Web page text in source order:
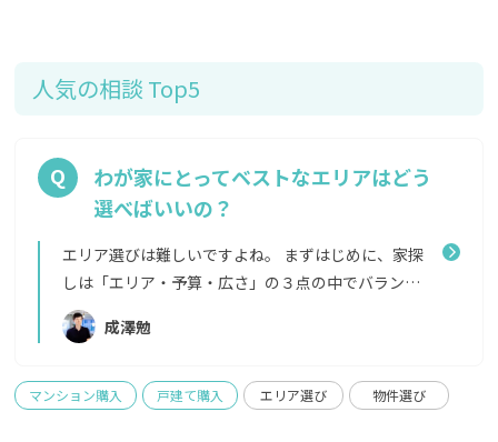
人気の相談 Top5
わが家にとってベストなエリアはどう
選べばいいの？
エリア選びは難しいですよね。 まずはじめに、家探
しは「エリア・予算・広さ」の３点の中でバランス
をとることが大事だと言われています。選択肢を広げ
すぎるとかえって悩んでしまい決められないことが
していたエリアで、この３つのバランスが成り立つの
成澤勉
マンション購入 戸建て購入 エリア選び 物件選び